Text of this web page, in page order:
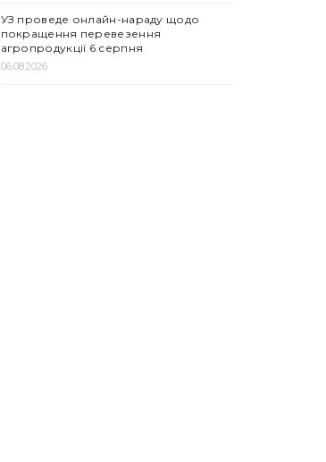
УЗ проведе онлайн-нараду щодо
покращення перевезення
агропродукції 6 серпня
06.08.2026